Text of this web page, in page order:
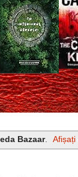
Bazaar.